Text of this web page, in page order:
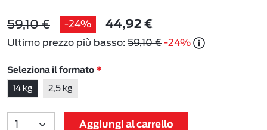
59,10 € -24% 44,92 €
Ultimo prezzo più basso: 59,10 € -24%
Seleziona il formato
14 kg 2,5 kg
Aggiungi al carrello